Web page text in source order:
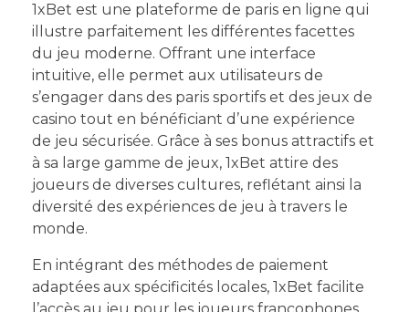
1xBet est une plateforme de paris en ligne qui
illustre parfaitement les différentes facettes
du jeu moderne. Offrant une interface
intuitive, elle permet aux utilisateurs de
s’engager dans des paris sportifs et des jeux de
casino tout en bénéficiant d’une expérience
de jeu sécurisée. Grâce à ses bonus attractifs et
à sa large gamme de jeux, 1xBet attire des
joueurs de diverses cultures, reflétant ainsi la
diversité des expériences de jeu à travers le
monde.
En intégrant des méthodes de paiement
adaptées aux spécificités locales, 1xBet facilite